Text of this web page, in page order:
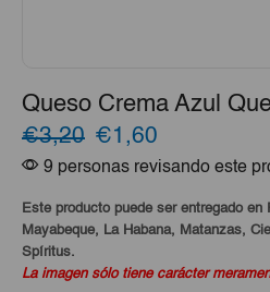
Queso Crema Azul
€3,20 El
precio
original
era:
€3,20.
€1,60
precio
actual
es:
€1,60.
9 personas revisando este
Este producto puede ser entregado
Mayabeque, La Habana, Matanzas,
Spíritus.
La imagen sólo tiene carácter